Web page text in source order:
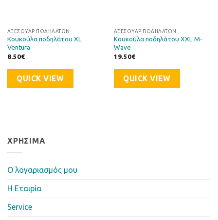
ΑΞΕΣΟΥΆΡ ΠΟΔΗΛΆΤΩΝ
Κουκούλα ποδηλάτου XL
Ventura
8.50€
QUICK VIEW
ΑΞΕΣΟΥΆΡ ΠΟΔΗΛΆΤΩΝ
Κουκούλα ποδηλάτου XXL M-
Wave
19.50€
QUICK VIEW
ΧΡΉΣΙΜΑ
Ο λογαριασμός μου
Η Eταιρία
Service